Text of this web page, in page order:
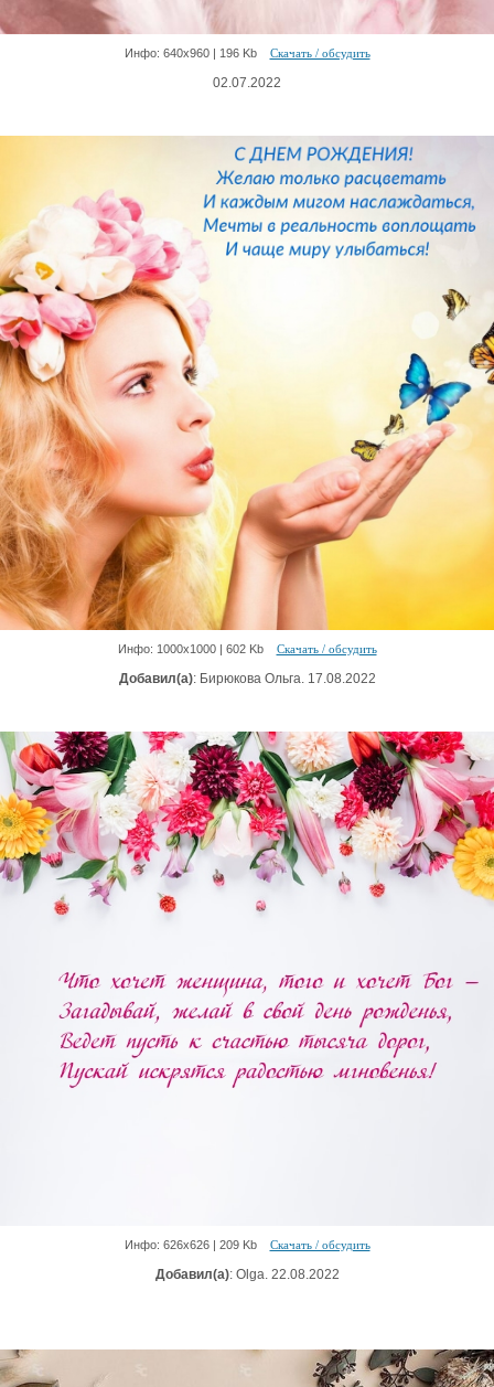
Инфо: 640х960 | 196 Kb Скачать / обсудить
02.07.2022
Инфо: 1000х1000 | 602 Kb Скачать / обсудить
Добавил(а): Бирюкова Ольга. 17.08.2022
Инфо: 626х626 | 209 Kb Скачать / обсудить
Добавил(а): Olga. 22.08.2022